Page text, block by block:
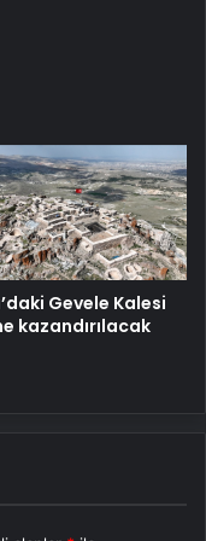
Gevele Kalesi
kazandırılacak